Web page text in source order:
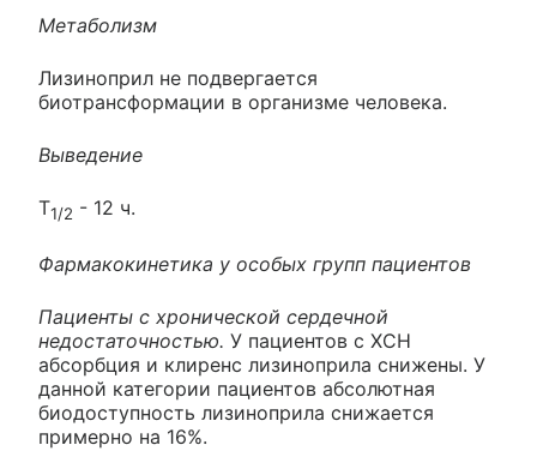
Метаболизм
Лизиноприл не подвергается
биотрансформации в организме человека.
Выведение
T1/2 - 12 ч.
Фармакокинетика у особых групп пациентов
Пациенты с хронической сердечной
недостаточностью. У пациентов с ХСН
абсорбция и клиренс лизиноприла снижены. У
данной категории пациентов абсолютная
биодоступность лизиноприла снижается
примерно на 16%.